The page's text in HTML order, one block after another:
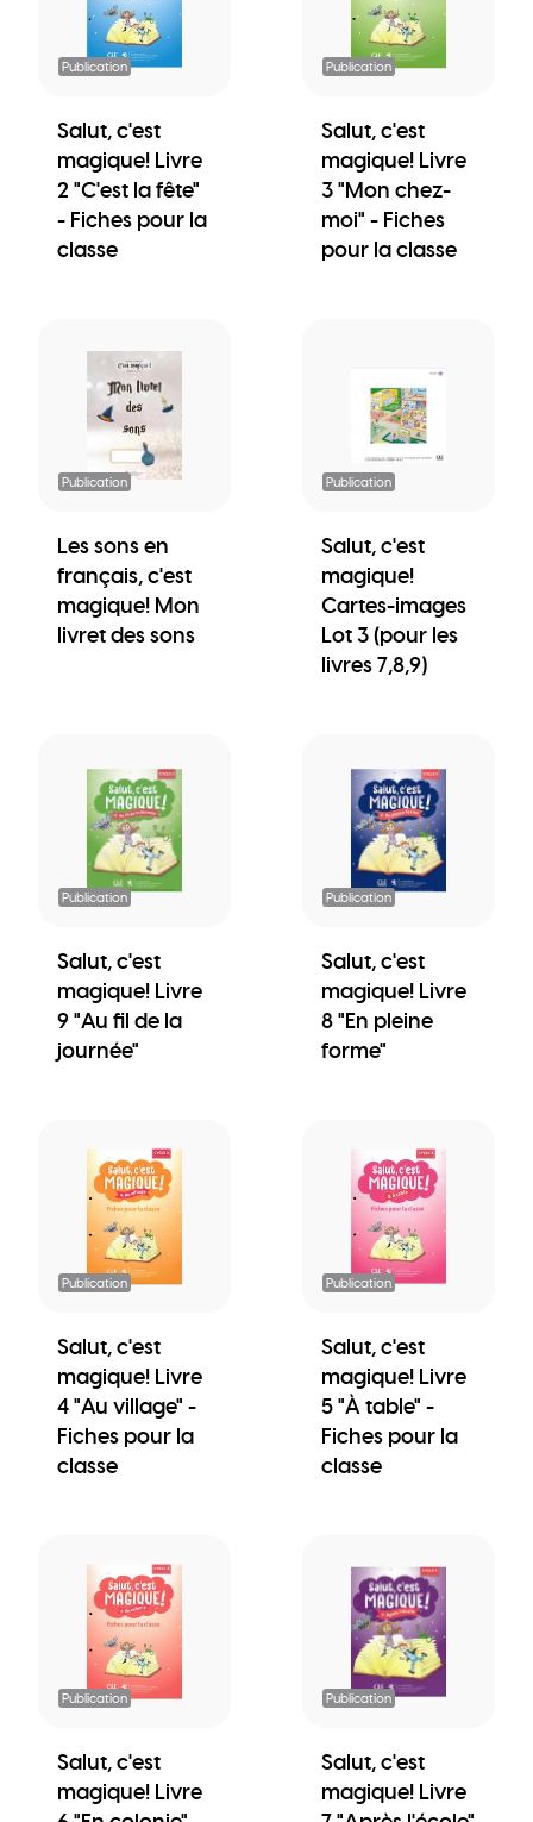
Publication
Salut, c'est
magique! Livre
2 "C'est la fête"
- Fiches pour la
classe
Publication
Salut, c'est
magique! Livre
3 "Mon chez-
moi" - Fiches
pour la classe
Publication
Les sons en
français, c'est
magique! Mon
livret des sons
Publication
Salut, c'est
magique!
Cartes-images
Lot 3 (pour les
livres 7,8,9)
Publication
Salut, c'est
magique! Livre
9 "Au fil de la
journée"
Publication
Salut, c'est
magique! Livre
8 "En pleine
forme"
Publication
Salut, c'est
magique! Livre
4 "Au village" -
Fiches pour la
classe
Publication
Salut, c'est
magique! Livre
5 "À table" -
Fiches pour la
classe
Publication
Salut, c'est
magique! Livre
Publication
Salut, c'est
magique! Livre